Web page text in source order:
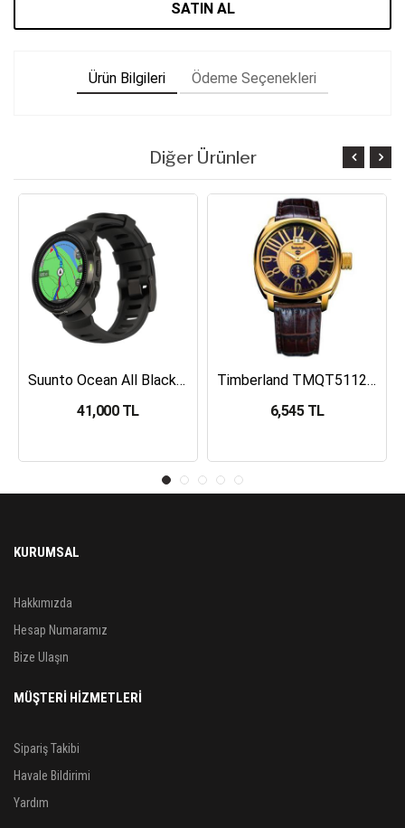
SATIN AL
Ürün Bilgileri Ödeme Seçenekleri
Diğer Ürünler
Suunto Ocean All Black Dalış Bilgisayarı SS050982000
41,000 TL
Timberland TMQT5112401 Erkek Kol Saati
6,545 TL
KURUMSAL
Hakkımızda
Hesap Numaramız
Bize Ulaşın
MÜŞTERİ HİZMETLERİ
Sipariş Takibi
Havale Bildirimi
Yardım